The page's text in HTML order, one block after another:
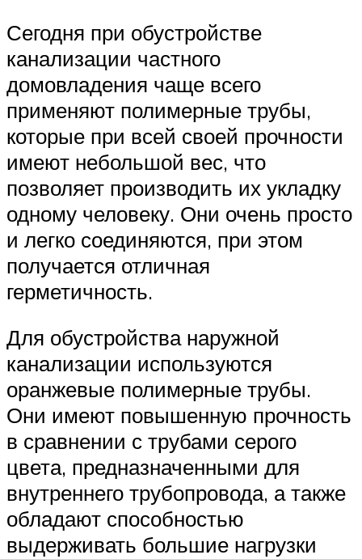
Сегодня при обустройстве
канализации частного
домовладения чаще всего
применяют полимерные трубы,
которые при всей своей прочности
имеют небольшой вес, что
позволяет производить их укладку
одному человеку. Они очень просто
и легко соединяются, при этом
получается отличная
герметичность.
Для обустройства наружной
канализации используются
оранжевые полимерные трубы.
Они имеют повышенную прочность
в сравнении с трубами серого
цвета, предназначенными для
внутреннего трубопровода, а также
обладают способностью
выдерживать большие нагрузки